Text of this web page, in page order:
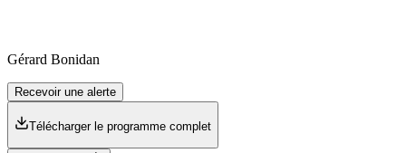
Gérard Bonidan
Recevoir une alerte
Télécharger le programme complet